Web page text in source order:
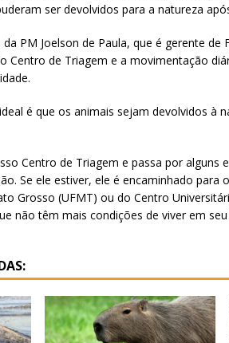
ser devolvidos para a natureza
PM Joelson de Paula, que é gerente de
Centro de Triagem e a movimentação
é que os animais sejam devolvidos à
Centro de Triagem e passa por alguns
Se ele estiver, ele é encaminhado para
Grosso (UFMT) ou do Centro
não têm mais condições de viver em